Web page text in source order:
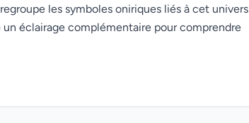
les symboles oniriques liés à cet univers
éclairage complémentaire pour comprendre